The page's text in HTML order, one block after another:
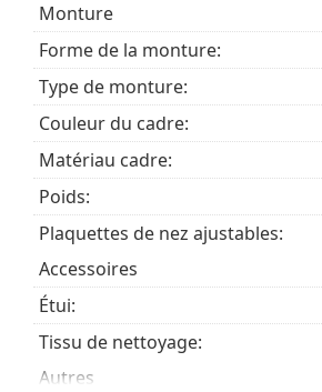
d'éviter tout dommage ou bris
Accessoires
Nous livrons les lunettes dans
Le chiffon fourni est idéal
livrés avec un sac en tissu au
Explorez la gamme complète de
des lunettes
si vous avez besoin
Ceci est un dispositif médical.
Monture
Forme de la monture:
Type de monture:
Couleur du cadre:
Matériau cadre:
Poids:
Plaquettes de nez ajustables:
Accessoires
Étui:
Tissu de nettoyage:
Autres